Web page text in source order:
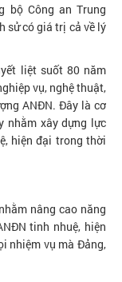
bộ Công an Trung
sử có giá trị cả về lý
liệt suốt 80 năm
vụ, nghệ thuật,
ANĐN. Đây là cơ
nhằm xây dựng lực
hiện đại trong thời
nâng cao năng
tinh nhuệ, hiện
nhiệm vụ mà Đảng,